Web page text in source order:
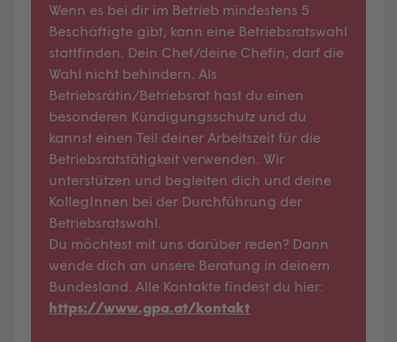
Wenn es bei dir im Betrieb mindestens 5
Beschäftigte gibt, kann eine Betriebsratswahl
stattfinden. Dein Chef/deine Chefin, darf die
Wahl nicht behindern. Als
Betriebsrätin/Betriebsrat hast du einen
besonderen Kündigungsschutz und du
kannst einen Teil deiner Arbeitszeit für die
Betriebsratstätigkeit verwenden. Wir
unterstützen und begleiten dich und deine
KollegInnen bei der Durchführung der
Betriebsratswahl.
Du möchtest mit uns darüber reden? Dann
wende dich an unsere Beratung in deinem
Bundesland. Alle Kontakte findest du hier:
https://www.gpa.at/kontakt